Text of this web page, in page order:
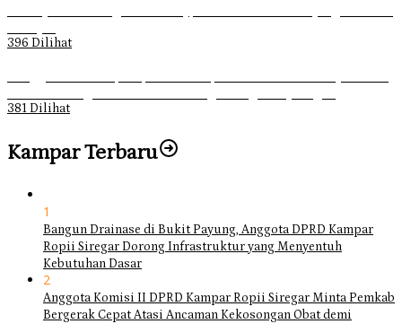
396 Dilihat
381 Dilihat
Kampar Terbaru
1
Bangun Drainase di Bukit Payung, Anggota DPRD Kampar
Ropii Siregar Dorong Infrastruktur yang Menyentuh
Kebutuhan Dasar
2
Anggota Komisi II DPRD Kampar Ropii Siregar Minta Pemkab
Bergerak Cepat Atasi Ancaman Kekosongan Obat demi